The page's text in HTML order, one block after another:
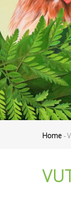
Home -